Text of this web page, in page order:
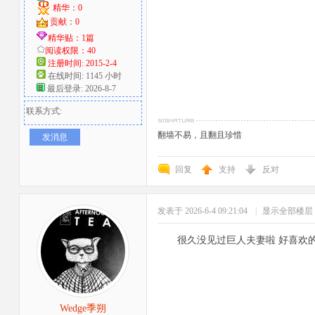
精华：0
贡献：0
精华贴：1篇
阅读权限：40
注册时间: 2015-2-4
在线时间: 1145 小时
最后登录: 2026-8-7
联系方式:
发消息 翻墙不易，且翻且珍惜
回复 支持 反对
Wedge季朔
发表于 2026-6-4 09:21:04 显示全部楼层
很久没见过巨人夫妻啦 好喜欢